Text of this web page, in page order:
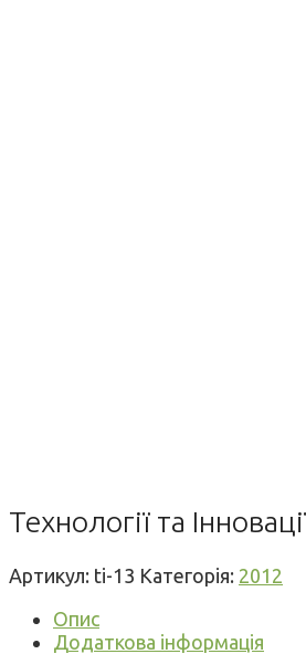
Технології та
Артикул: ti-13 Категорія: 2012
Опис
Додаткова інформація